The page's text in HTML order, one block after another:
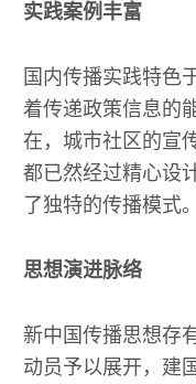
实践案例丰富
国内传播实践特色
着传递政策信息的
在，城市社区的宣
都已然经过精心设
了独特的传播模式。
思想演进脉络
新中国传播思想存
动员予以展开，建